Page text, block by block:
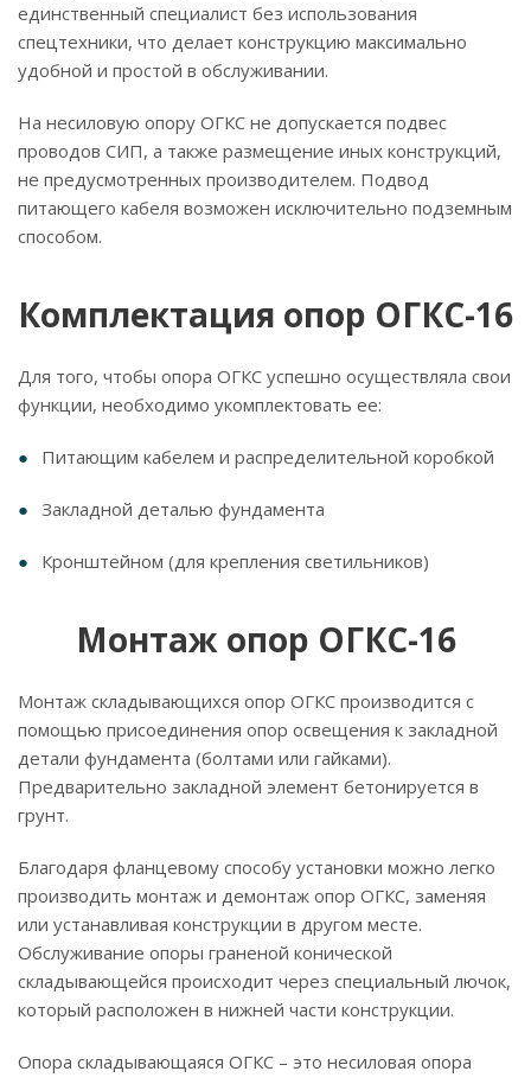
единственный специалист без использования
спецтехники, что делает конструкцию максимально
удобной и простой в обслуживании.
На несиловую опору ОГКС не допускается подвес
проводов СИП, а также размещение иных конструкций,
не предусмотренных производителем. Подвод
питающего кабеля возможен исключительно подземным
способом.
Комплектация опор ОГКС-16
Для того, чтобы опора ОГКС успешно осуществляла свои
функции, необходимо укомплектовать ее:
Питающим кабелем и распределительной коробкой
Закладной деталью фундамента
Кронштейном (для крепления светильников)
Монтаж опор ОГКС-16
Монтаж складывающихся опор ОГКС производится с
помощью присоединения опор освещения к закладной
детали фундамента (болтами или гайками).
Предварительно закладной элемент бетонируется в
грунт.
Благодаря фланцевому способу установки можно легко
производить монтаж и демонтаж опор ОГКС, заменяя
или устанавливая конструкции в другом месте.
Обслуживание опоры граненой конической
складывающейся происходит через специальный лючок,
который расположен в нижней части конструкции.
Опора складывающаяся ОГКС – это несиловая опора